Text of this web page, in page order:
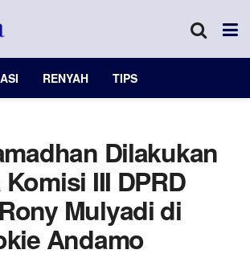
RENYAH TIPS
Dilakukan
III DPRD
Mulyadi di
Andamo